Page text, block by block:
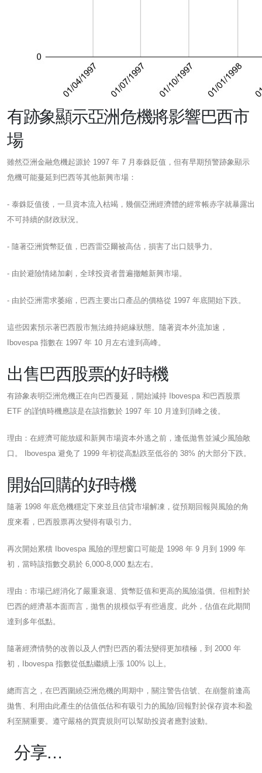
有跡象顯示亞洲危機將影響巴西市
場
雖然亞洲金融危機起源於 1997 年 7 月泰銖貶值，但有早期預警跡象顯示
危機可能蔓延到巴西等其他新興市場：
- 泰銖貶值後，一旦資本流入枯竭，幾個亞洲經濟體的經常帳赤字就暴露出
不可持續的財政狀況。
- 隨著亞洲貨幣貶值，巴西雷亞爾被高估，損害了出口競爭力。
- 由於避險情緒加劇，全球投資者普遍撤離新興市場。
- 由於亞洲需求萎縮，巴西主要出口產品的價格從 1997 年底開始下跌。
這些因素預示著巴西股市無法維持絕緣狀態。隨著資本外流加速，
Ibovespa 指數在 1997 年 10 月左右達到高峰。
出售巴西股票的好時機
有跡象表明亞洲危機正在向巴西蔓延，開始減持 Ibovespa 和巴西股票
ETF 的謹慎時機應該是在該指數於 1997 年 10 月達到頂峰之後。
理由：在經濟可能放緩和新興市場資本外逃之前，逢低拋售並減少風險敞
口。 Ibovespa 避免​​了 1999 年初從高點跌至低谷的 38% 的大部分下跌。
開始回購的好時機
隨著 1998 年底危機穩定下來並且信貸市場解凍，從預期回報與風險的角
度來看，巴西股票再次變得有吸引力。
再次開始累積 Ibovespa 風險的理想窗口可能是 1998 年 9 月到 1999 年
初，當時該指數交易於 6,000-8,000 點左右。
理由：市場已經消化了嚴重衰退、貨幣貶值和更高的風險溢價。但相對於
巴西的經濟基本面而言，拋售的規模似乎有些過度。此外，估值在此期間
達到多年低點。
隨著經濟情勢的改善以及人們對巴西的看法變得更加積極，到 2000 年
初，Ibovespa 指數從低點繼續上漲 100% 以上。
總而言之，在巴西圍繞亞洲危機的周期中，關注警告信號、在崩盤前逢高
拋售、利用由此產生的估值低估和有吸引力的風險/回報對於保存資本和盈
利至關重要。遵守嚴格的買賣規則可以幫助投資者應對波動。
分享…